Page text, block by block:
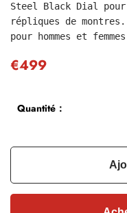
Steel Black Dial pour
répliques de
pour hommes et
€499
Quantité：
soumettre